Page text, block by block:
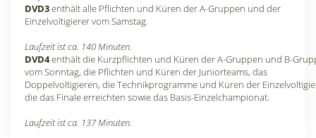
DVD3enthält alle Pflichten und Küren der A-Gruppen und der
Einzelvoltigierer vom Samstag.
Laufzeit ist ca. 140 Minuten.
DVD4enthält die Kurzpflichten und Küren der A-Gruppen und B-
vom Sonntag, die Pflichten und Küren der Juniorteams, das
Doppelvoltigieren, die Technikprogramme und Küren der
die das Finale erreichten sowie das Basis-Einzelchampionat.
Laufzeit ist ca. 137 Minuten.